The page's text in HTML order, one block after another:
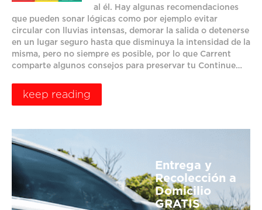
al él. Hay algunas recomendaciones
que pueden sonar lógicas como por ejemplo evitar
circular con lluvias intensas, demorar la salida o detenerse
en un lugar seguro hasta que disminuya la intensidad de la
misma, pero no siempre es posible, por lo que Carrent
comparte algunos consejos para preservar tu Continue…
keep reading
Entrega y
Recolección a
Domicilio
GRATIS